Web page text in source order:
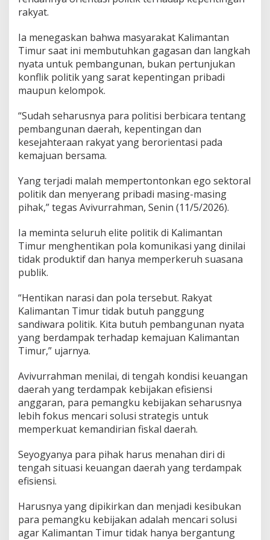
rakyat.
Ia menegaskan bahwa masyarakat Kalimantan
Timur saat ini membutuhkan gagasan dan langkah
nyata untuk pembangunan, bukan pertunjukan
konflik politik yang sarat kepentingan pribadi
maupun kelompok.
“Sudah seharusnya para politisi berbicara tentang
pembangunan daerah, kepentingan dan
kesejahteraan rakyat yang berorientasi pada
kemajuan bersama.
Yang terjadi malah mempertontonkan ego sektoral
politik dan menyerang pribadi masing-masing
pihak,” tegas Avivurrahman, Senin (11/5/2026).
Ia meminta seluruh elite politik di Kalimantan
Timur menghentikan pola komunikasi yang dinilai
tidak produktif dan hanya memperkeruh suasana
publik.
“Hentikan narasi dan pola tersebut. Rakyat
Kalimantan Timur tidak butuh panggung
sandiwara politik. Kita butuh pembangunan nyata
yang berdampak terhadap kemajuan Kalimantan
Timur,” ujarnya.
Avivurrahman menilai, di tengah kondisi keuangan
daerah yang terdampak kebijakan efisiensi
anggaran, para pemangku kebijakan seharusnya
lebih fokus mencari solusi strategis untuk
memperkuat kemandirian fiskal daerah.
Seyogyanya para pihak harus menahan diri di
tengah situasi keuangan daerah yang terdampak
efisiensi.
Harusnya yang dipikirkan dan menjadi kesibukan
para pemangku kebijakan adalah mencari solusi
agar Kalimantan Timur tidak hanya bergantung